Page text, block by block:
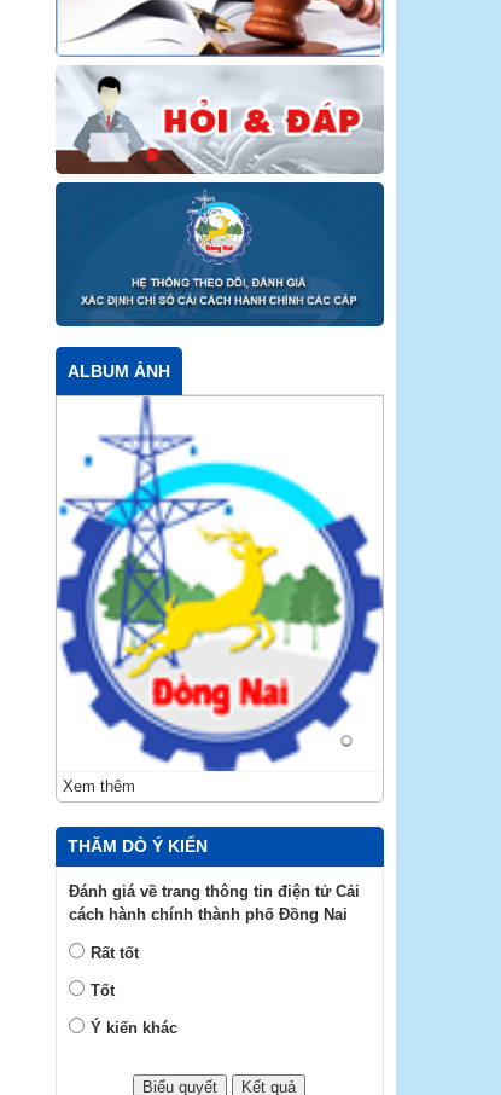
ALBUM ẢNH
Xem thêm
THĂM DÒ Ý KIẾN
Đánh giá về trang thông tin điện tử Cải
cách hành chính thành phố Đồng Nai
Rất tốt
Tốt
Ý kiến khác